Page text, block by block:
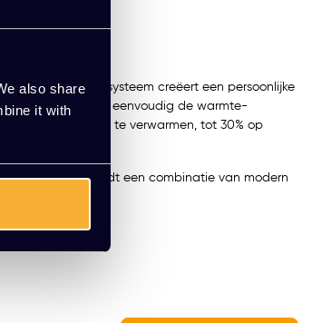
also share
it with
meer: dit systeem creëert een persoonlijke
dimfunctie pas je eenvoudig de warmte-
werkplek gericht te verwarmen, tot 30% op
Dit systeem biedt een combinatie van modern